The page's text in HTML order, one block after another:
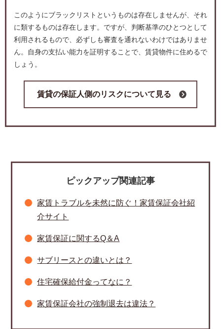
このようにブラックリストというものは存在しませんが、それ
に類するものは存在します。ですが、判断基準のひとつとして
利用されるもので、必ずしも審査を通れないわけではありませ
ん。自身の支払い能力を証明することで、賃貸物件に住めるで
しょう。
賃貸の保証人側のリスクについて見る
ピックアップ関連記事
家賃トラブルを未然に防ぐ！家賃保証会社紹
介サイト
家賃保証に関するQ＆A
サブリースとの違いとは？
住宅確保給付金ってなに？
家賃保証会社の強制退去は違法？